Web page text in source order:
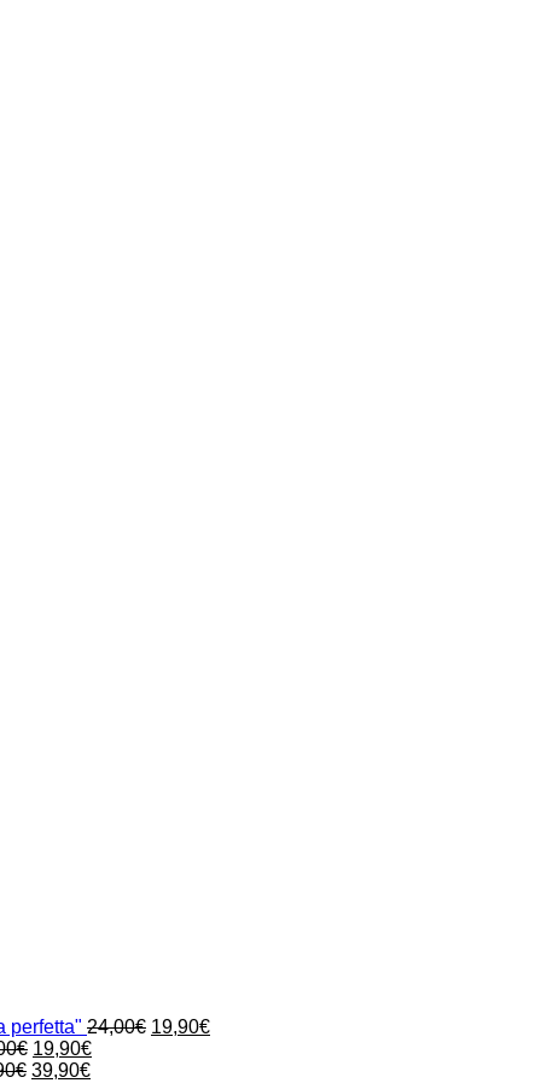
perfetta" 24,00€ Il
19,90€Il
€ Il
prezzo
19,90€Il
€ Il
39,90€Il